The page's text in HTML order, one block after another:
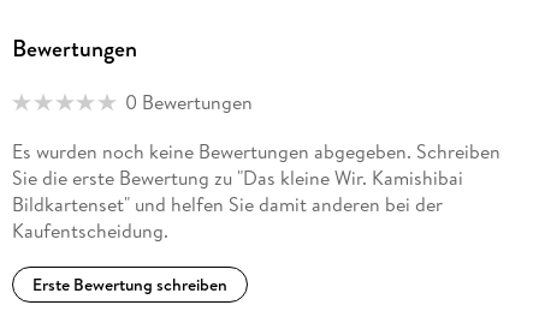
Bewertungen
0 Bewertungen
Es wurden noch keine Bewertungen abgegeben. Schreiben
Sie die erste Bewertung zu "Das kleine Wir. Kamishibai
Bildkartenset" und helfen Sie damit anderen bei der
Kaufentscheidung.
Erste Bewertung schreiben